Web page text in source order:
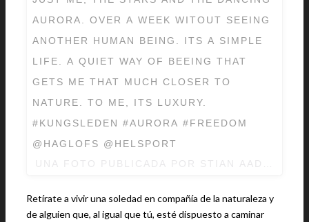
AURORA. OVER A WEEK WITOUT SEEING
ANOTHER HUMAN BEING. ITS A SIMPLE
LIFE. A QUIET WAY OF BEEING THAT
GETS ME THAT MUCH CLOSER TO
NATURE. TO ME, ITS LUXURY.
#KUNGSLEDEN #AURORA #FREEDOM
@HAGLOFS @HELSPORT
Retírate a vivir una soledad en compañía de la naturaleza y
de alguien que, al igual que tú, esté dispuesto a caminar